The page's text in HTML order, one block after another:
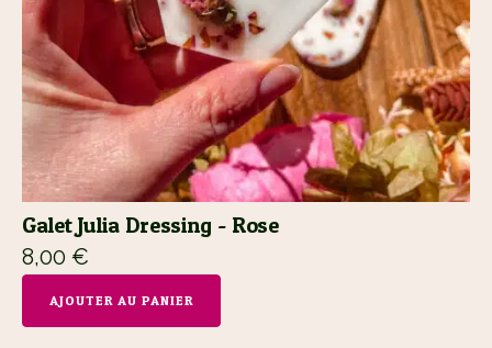
Galet Julia Dressing - Rose
8,00 €
AJOUTER AU PANIER